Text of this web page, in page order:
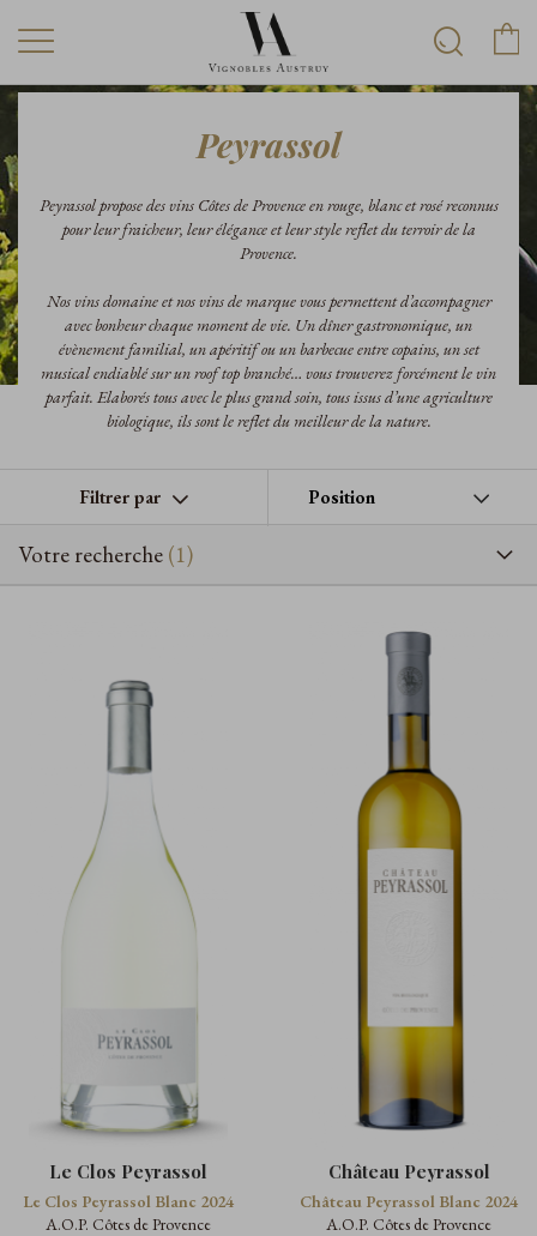
Peyrassol
Peyrassol propose des vins Côtes de Provence en rouge, blanc et rosé reconnus
pour leur fraicheur, leur élégance et leur style reflet du terroir de la
Provence.
Nos vins domaine et nos vins de marque vous permettent d’accompagner
avec bonheur chaque moment de vie. Un dîner gastronomique, un
évènement familial, un apéritif ou un barbecue entre copains, un set
musical endiablé sur un roof top branché… vous trouverez forcément le vin
parfait. Elaborés tous avec le plus grand soin, tous issus d’une agriculture
biologique, ils sont le reflet du meilleur de la nature.
Le Clos Peyrassol
Le Clos Peyrassol Blanc 2024
A.O.P. Côtes de Provence
Château Peyrassol
Château Peyrassol Blanc 2024
A.O.P. Côtes de Provence
Filtrer par
Votre recherche